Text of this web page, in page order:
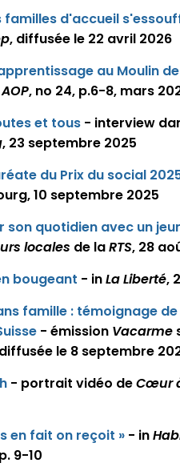
familles d'accueil
, diffusée le 22 avril 2026
au Moulin
, no 24, p.6-8, mars
et tous - interview
, 23 septembre 2025
du Prix du social
10 septembre 2025
quotidien avec un
locales de laRTS, 28
bougeant - inLa Liberté,
famille : témoignage
- émission Vacarme
le 8 septembre
- portrait vidéo deCœur
en fait on reçoit » - in
9-10